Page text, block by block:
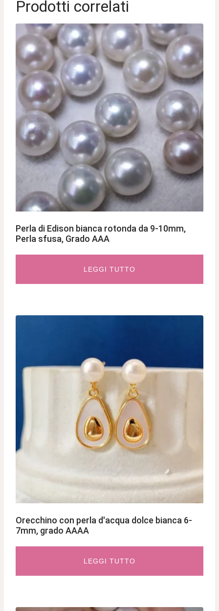
Prodotti correlati
Perla di Edison bianca rotonda da 9-10mm,
Perla sfusa, Grado AAA
LEGGI TUTTO
Orecchino con perla d'acqua dolce bianca 6-
7mm, grado AAAA
LEGGI TUTTO